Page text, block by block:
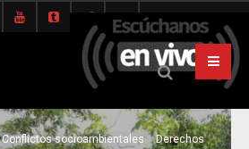
Conflictos socioambientales
Derechos